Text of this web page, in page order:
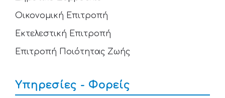
Οικονομική Επιτροπή
Εκτελεστική Επιτροπή
Επιτροπή Ποιότητας Ζωής
Υπηρεσίες - Φορείς